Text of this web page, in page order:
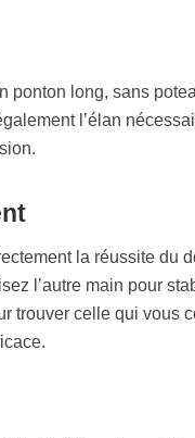
ponton long, sans
l’élan
la réussite du
l’autre main pour
trouver celle qui vous